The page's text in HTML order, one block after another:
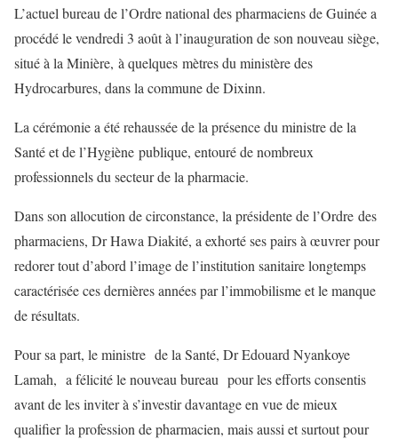
L’actuel bureau de l’Ordre national des pharmaciens de Guinée a
procédé le vendredi 3 août à l’inauguration de son nouveau siège,
situé à la Minière, à quelques mètres du ministère des
Hydrocarbures, dans la commune de Dixinn.
La cérémonie a été rehaussée de la présence du ministre de la
Santé et de l’Hygiène publique, entouré de nombreux
professionnels du secteur de la pharmacie.
Dans son allocution de circonstance, la présidente de l’Ordre des
pharmaciens, Dr Hawa Diakité, a exhorté ses pairs à œuvrer pour
redorer tout d’abord l’image de l’institution sanitaire longtemps
caractérisée ces dernières années par l’immobilisme et le manque
de résultats.
Pour sa part, le ministre de la Santé, Dr Edouard Nyankoye
Lamah, a félicité le nouveau bureau pour les efforts consentis
avant de les inviter à s’investir davantage en vue de mieux
qualifier la profession de pharmacien, mais aussi et surtout pour